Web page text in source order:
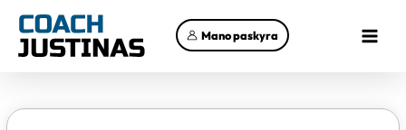
prie
turinio
Mano paskyra
Menu